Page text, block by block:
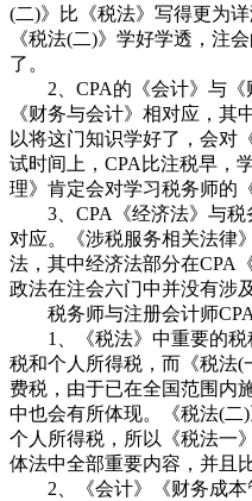
(二)》比《税法》写得更为
《税法(二)》学好学透，注
了。
2、CPA的《会计》与《
《财务与会计》相对应，其
以将这门知识学好了，会对
试时间上，CPA比注税早，
理》肯定会对学习税务师的
3、CPA《经济法》与税
对应。《涉税服务相关法律
法，其中经济法部分在CPA
政法在注会六门中并没有涉及
税务师与注册会计师CPA
1、《税法》中重要的税
税和个人所得税，而《税法(
费税，由于已在全国范围内
中也会有所体现。《税法(二
个人所得税，所以《税法一
体法中全部重要内容，并且
2、《会计》《财务成本